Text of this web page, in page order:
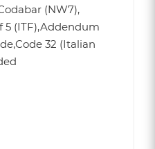
(NW7),
5 (ITF),Addendum
32 (Italian